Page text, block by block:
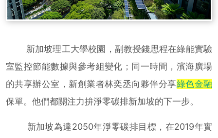
新加坡理工大學校園，副教授錢思程在綠能實驗
室監控節能數據與參考組變化；同一時間，濱海廣場
的共享辦公室，新創業者林奕丞向夥伴分享綠色金融
保單。他們都關注力拚淨零碳排新加坡的下一步。
新加坡為達2050年淨零碳排目標，在2019年實